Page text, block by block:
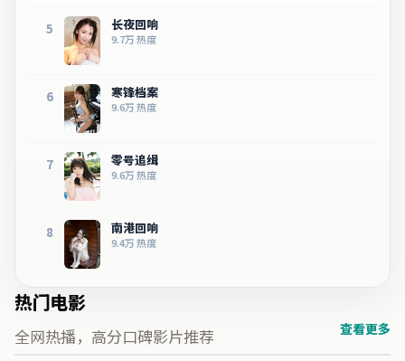
5 长夜回响
9.7万热度
6 寒锋档案
9.6万热度
7 零号追缉
9.6万热度
8 南港回响
9.4万热度
热门电影
全网热播，高分口碑影片推荐 查看更多